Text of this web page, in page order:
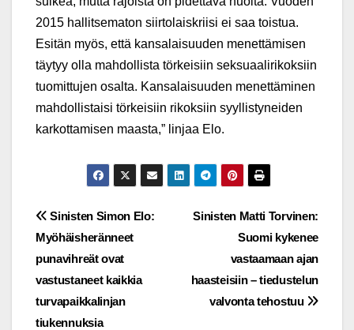
2015 hallitsematon siirtolaiskriisi ei saa toistua.
Esitän myös, että kansalaisuuden menettämisen
täytyy olla mahdollista törkeisiin seksuaalirikoksiin
tuomittujen osalta. Kansalaisuuden menettäminen
mahdollistaisi törkeisiin rikoksiin syyllistyneiden
karkottamisen maasta,” linjaa Elo.
Post
navigation
Sinisten Matti Torvinen:
Suomi kykenee
vastaamaan ajan
haasteisiin – tiedustelun
valvonta tehostuu
Sinisten Simon Elo:
Myöhäisheränneet
punavihreät ovat
vastustaneet kaikkia
turvapaikkalinjan
tiukennuksia